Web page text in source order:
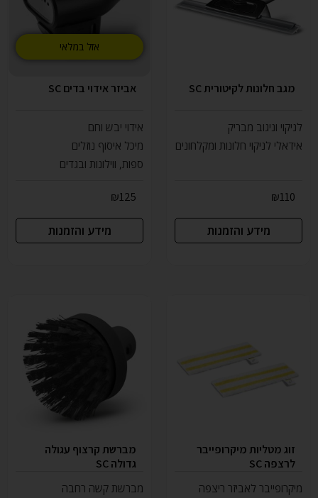
מגב חלונות לקיטורית SC
לניקוי וניגוב מבריק
אידאלי לניקוי חלונות ומקלחונים
₪110
מידע והזמנות
אזל במלאי
אביזר אידוי בדים SC
אידוי יבש וחם
מיכל איסוף נוזלים
ספות, ווילונות ובגדים
₪125
מידע והזמנות
זוג מטליות מיקרופייבר
לרצפה SC
מיקרופייבר לאביזר ריצפה
מברשת קרצוף עגולה
גדולה SC
מברשת קשה רחבה